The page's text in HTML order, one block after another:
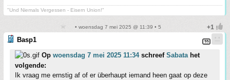
"Und Niemals Vergessen - Eisern Union!"
• woensdag 7 mei 2025 @ 11:39 • 5
Basp1
Op woensdag 7 mei 2025 11:34schreef Sabata het
volgende:
Ik vraag me ernstig af of er überhaupt iemand heen gaat op deze